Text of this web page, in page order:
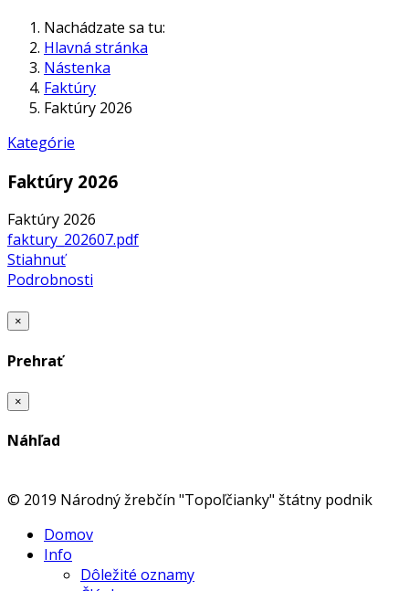
Nachádzate sa tu:
Hlavná stránka
Nástenka
Faktúry
Faktúry 2026
Kategórie
Faktúry 2026
Faktúry 2026
faktury_202607.pdf
Stiahnuť
Podrobnosti
×
Prehrať
×
Náhľad
© 2019 Národný žrebčín "Topoľčianky" štátny podnik
Domov
Info
Dôležité oznamy